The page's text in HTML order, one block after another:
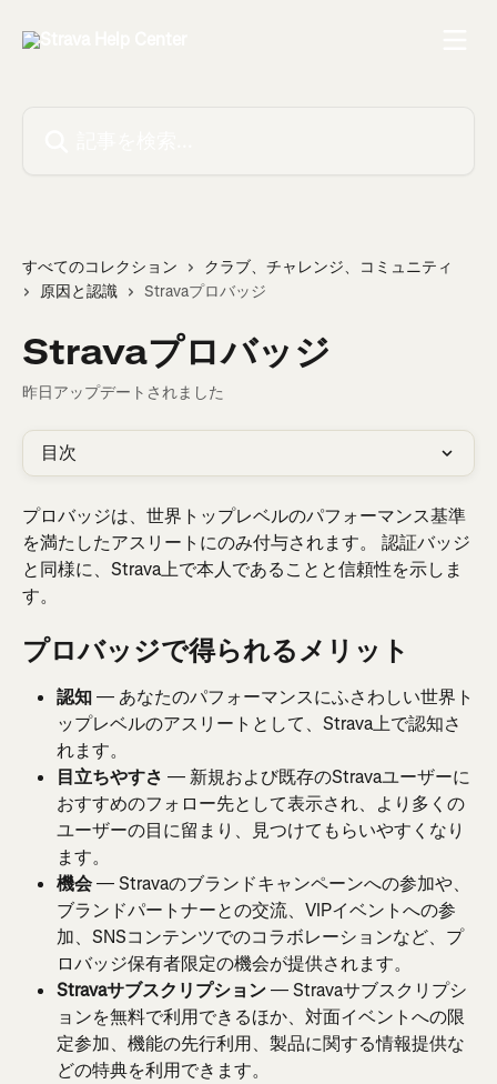
すべてのコレクション
クラブ、チャレンジ、コミュニティ
原因と認識
Stravaプロバッジ
Stravaプロバッジ
昨日アップデートされました
目次
プロバッジは、世界トップレベルのパフォーマンス基準
を満たしたアスリートにのみ付与されます。 認証バッジ
と同様に、Strava上で本人であることと信頼性を示しま
す。
プロバッジで得られるメリット
認知 — あなたのパフォーマンスにふさわしい世界ト
ップレベルのアスリートとして、Strava上で認知さ
れます。
目立ちやすさ — 新規および既存のStravaユーザーに
おすすめのフォロー先として表示され、より多くの
ユーザーの目に留まり、見つけてもらいやすくなり
ます。
機会 — Stravaのブランドキャンペーンへの参加や、
ブランドパートナーとの交流、VIPイベントへの参
加、SNSコンテンツでのコラボレーションなど、プ
ロバッジ保有者限定の機会が提供されます。
Stravaサブスクリプション — Stravaサブスクリプシ
ョンを無料で利用できるほか、対面イベントへの限
定参加、機能の先行利用、製品に関する情報提供な
どの特典を利用できます。